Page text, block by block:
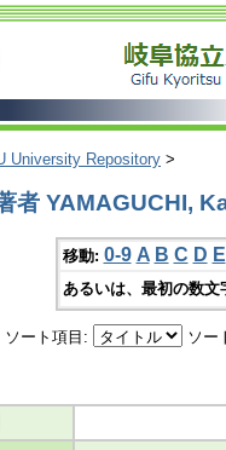
University Repository >
者 YAMAGUCHI,
移動: 0-9 A B C D E
あるいは、最初の数
ソート項目: ソー